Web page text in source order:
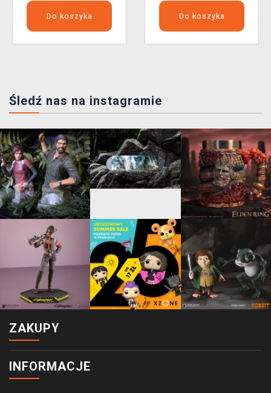
Do koszyka Do koszyka
Śledź nas na instagramie
ZAKUPY
INFORMACJE